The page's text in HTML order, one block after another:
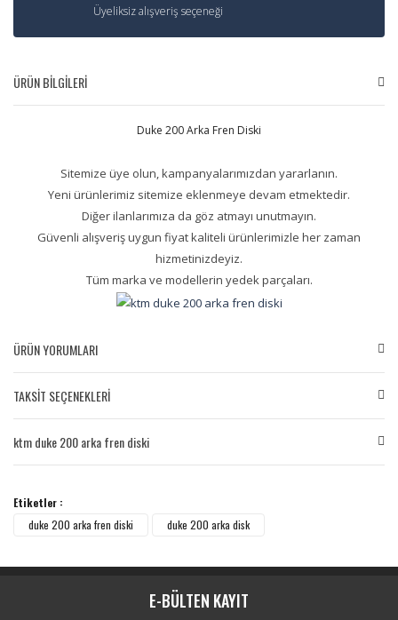
Üyeliksiz alışveriş seçeneği
ÜRÜN BİLGİLERİ
Duke 200 Arka Fren Diski
Sitemize üye olun, kampanyalarımızdan yararlanın.
Yeni ürünlerimiz sitemize eklenmeye devam etmektedir.
Diğer ilanlarımıza da göz atmayı unutmayın.
Güvenli alışveriş uygun fiyat kaliteli ürünlerimizle her zaman
hizmetinizdeyiz.
Tüm marka ve modellerin yedek parçaları.
ÜRÜN YORUMLARI
Yorum Yaz
TAKSİT SEÇENEKLERİ
ktm duke 200 arka fren diski
Etiketler :
duke 200 arka fren diski
duke 200 arka disk
E-BÜLTEN KAYIT